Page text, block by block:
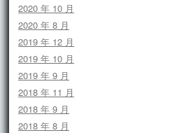
2020 年 10 月
2020 年 8 月
2019 年 12 月
2019 年 10 月
2019 年 9 月
2018 年 11 月
2018 年 9 月
2018 年 8 月